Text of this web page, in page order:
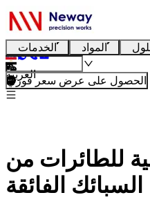
الخدمات المواد
العربية
الحصول على عرض سعر فوري
للطائرات من
السبائك الفائقة